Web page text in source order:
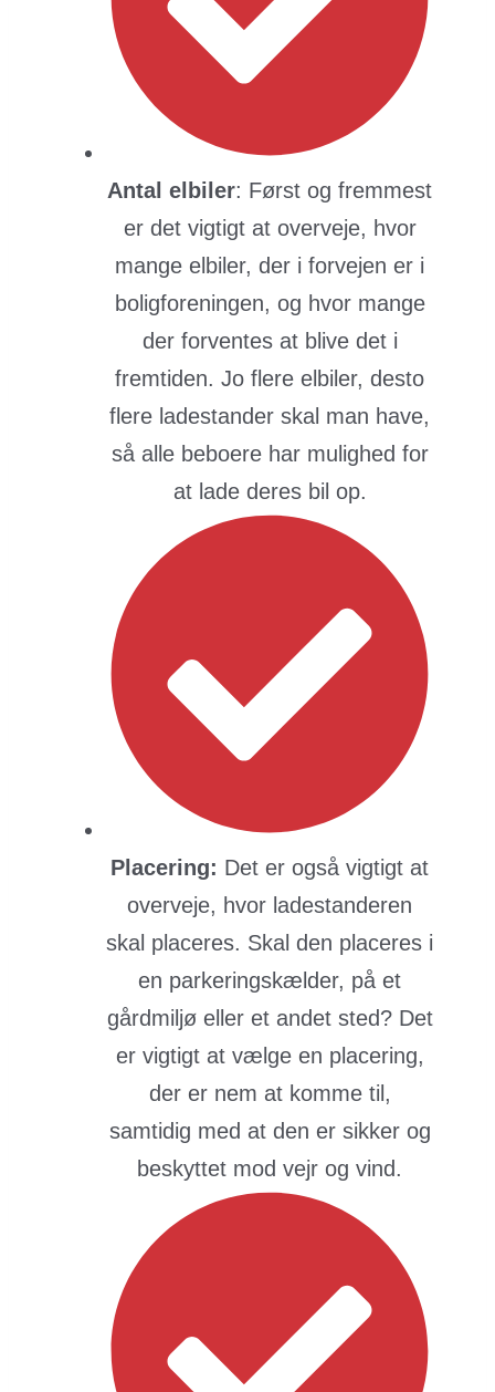
Antal elbiler: Først og fremmest
er det vigtigt at overveje, hvor
mange elbiler, der i forvejen er i
boligforeningen, og hvor mange
der forventes at blive det i
fremtiden. Jo flere elbiler, desto
flere ladestander skal man have,
så alle beboere har mulighed for
at lade deres bil op.
Placering: Det er også vigtigt at
overveje, hvor ladestanderen
skal placeres. Skal den placeres i
en parkeringskælder, på et
gårdmiljø eller et andet sted? Det
er vigtigt at vælge en placering,
der er nem at komme til,
samtidig med at den er sikker og
beskyttet mod vejr og vind.